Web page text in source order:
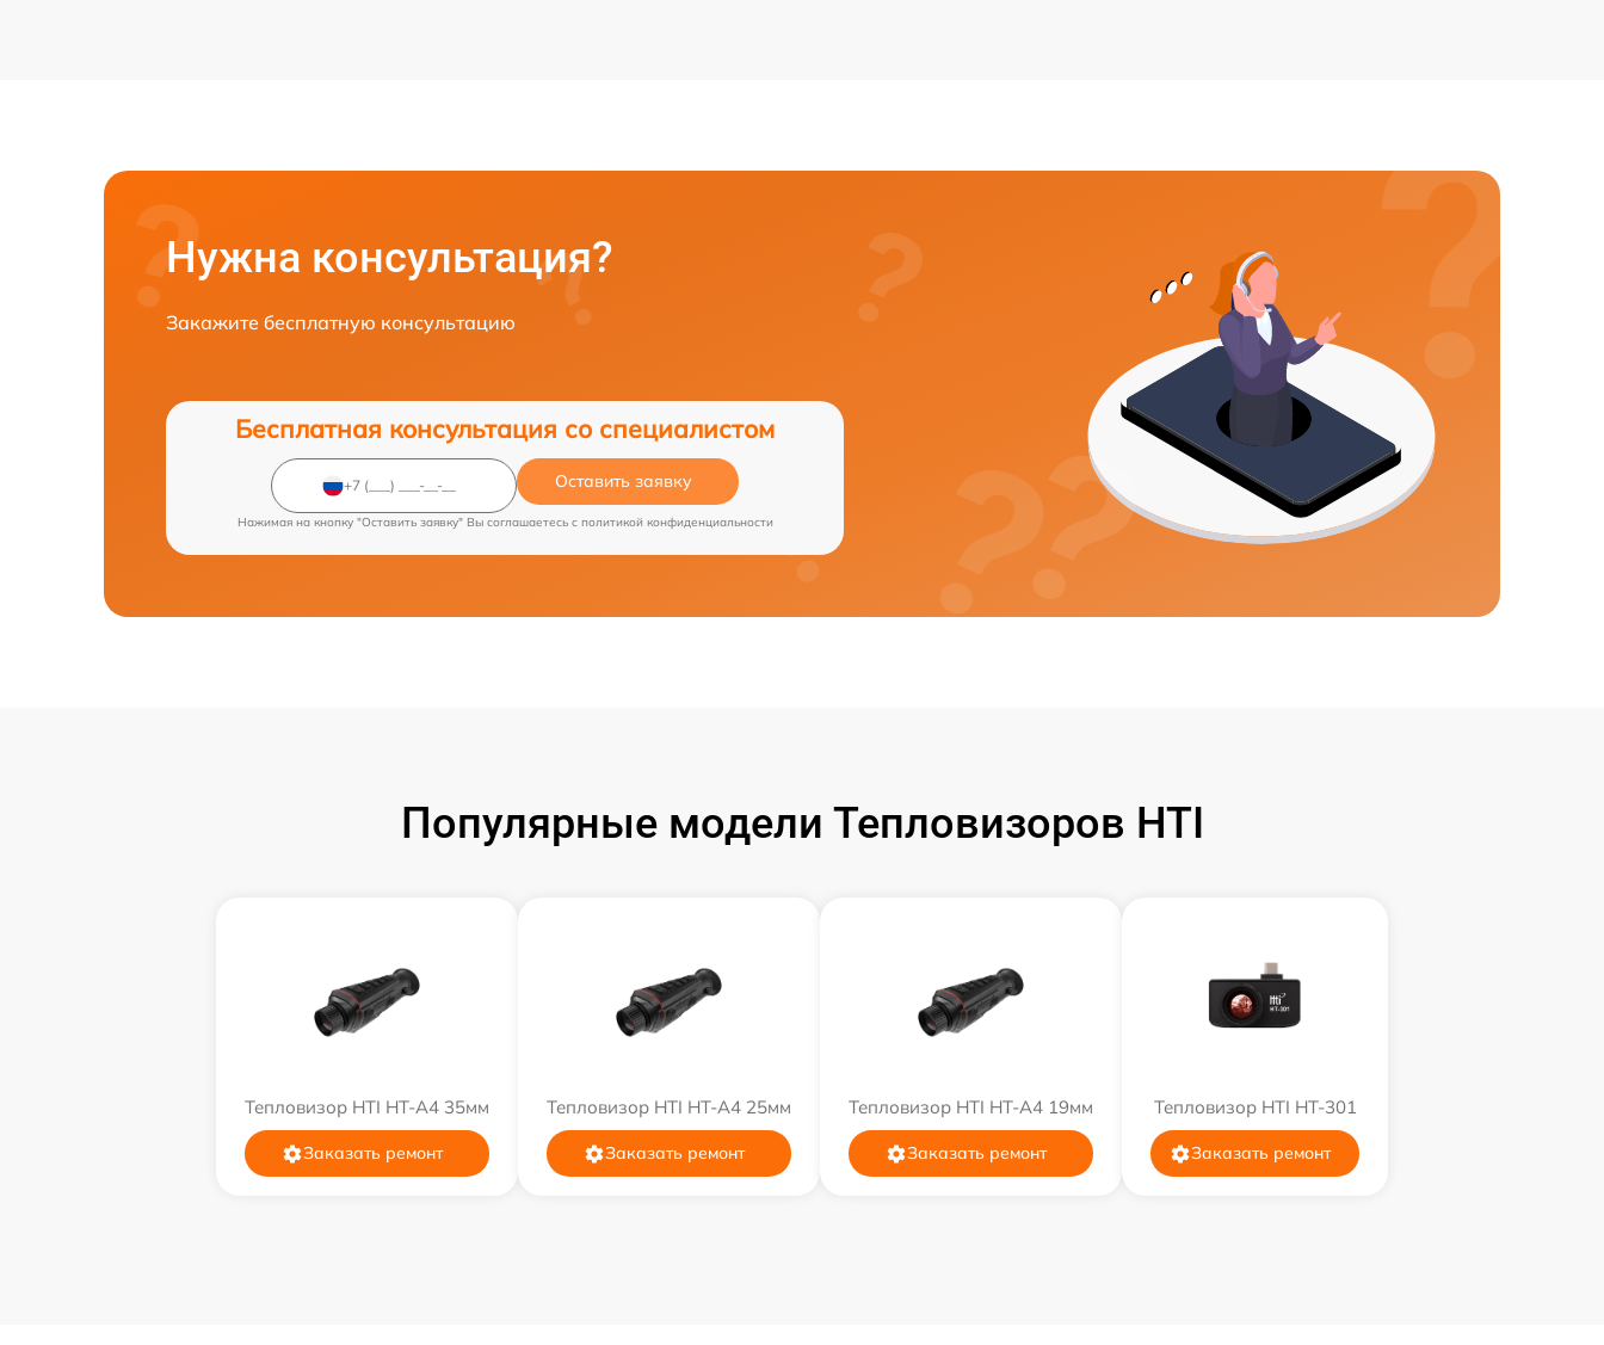
Нужна консультация?
Закажите бесплатную консультацию
Бесплатная консультация со специалистом
Оставить заявку
Нажимая на кнопку "Оставить заявку" Вы соглашаетесь c политикой конфиденциальности
Популярные модели Тепловизоров HTI
Тепловизор HTI HT-A4 35мм
Заказать ремонт
Тепловизор HTI HT-A4 25мм
Заказать ремонт
Тепловизор HTI HT-A4 19мм
Заказать ремонт
Тепловизор HTI HT-301
Заказать ремонт